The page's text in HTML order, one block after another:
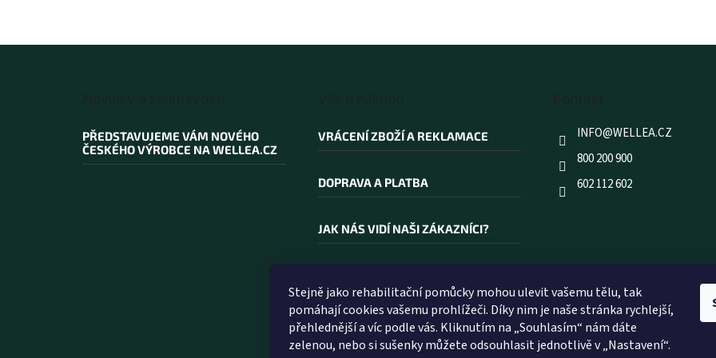
Stejně jako rehabilitační pomůcky mohou ulevit vašemu tělu, tak
pomáhají cookies vašemu prohlížeči. Díky nim je naše stránka rychlejší,
přehlednější a víc podle vás. Kliknutím na „Souhlasím“ nám dáte
zelenou, nebo si sušenky můžete odsouhlasit jednotlivě v „Nastavení“.
PŘEDSTAVUJEME VÁM NOVÉHO
ČESKÉHO VÝROBCE NA WELLEA.CZ
VRÁCENÍ ZBOŽÍ A REKLAMACE
DOPRAVA A PLATBA
JAK NÁS VIDÍ NAŠI ZÁKAZNÍCI?
SLOVNÍK POJMŮ
INFO@WELLEA.CZ
800 200 900
602 112 602